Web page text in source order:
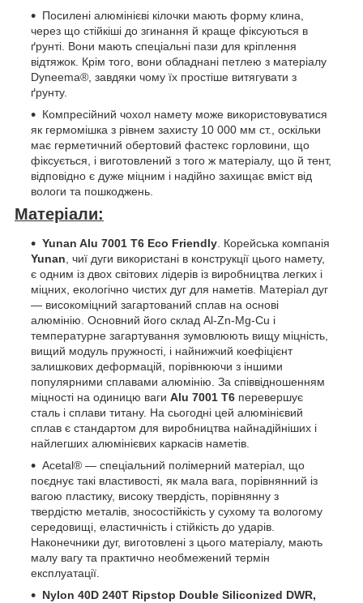
Посилені алюмінієві кілочки мають форму клина,
через що стійкіші до згинання й краще фіксуються в
ґрунті. Вони мають спеціальні пази для кріплення
відтяжок. Крім того, вони обладнані петлею з матеріалу
Dyneema®, завдяки чому їх простіше витягувати з
ґрунту.
Компресійний чохол намету може використовуватися
як гермомішка з рівнем захисту 10 000 мм ст., оскільки
має герметичний обертовий фастекс горловини, що
фіксується, і виготовлений з того ж матеріалу, що й тент,
відповідно є дуже міцним і надійно захищає вміст від
вологи та пошкоджень.
Матеріали:
Yunan Alu 7001 T6 Eco Friendly Корейська компанія
Yunan , чиї дуги використані в конструкції цього намету,
є одним із двох світових лідерів із виробництва легких і
міцних, екологічно чистих дуг для наметів. Матеріал дуг
— високоміцний загартований сплав на основі
алюмінію. Основний його склад Al-Zn-Mg-Cu і
температурне загартування зумовлюють вищу міцність,
вищий модуль пружності, і найнижчий коефіцієнт
залишкових деформацій, порівнюючи з іншими
популярними сплавами алюмінію. За співвідношенням
міцності на одиницю ваги Alu 7001 T6 перевершує
сталь і сплави титану. На сьогодні цей алюмінієвий
сплав є стандартом для виробництва найнадійніших і
найлегших алюмінієвих каркасів наметів.
Acetal® — спеціальний полімерний матеріал, що
поєднує такі властивості, як мала вага, порівнянний із
вагою пластику, високу твердість, порівнянну з
твердістю металів, зносостійкість у сухому та вологому
середовищі, еластичність і стійкість до ударів.
Наконечники дуг, виготовлені з цього матеріалу, мають
малу вагу та практично необмежений термін
експлуатації.
Nylon 40D 240T Ripstop Double Siliconized DWR,